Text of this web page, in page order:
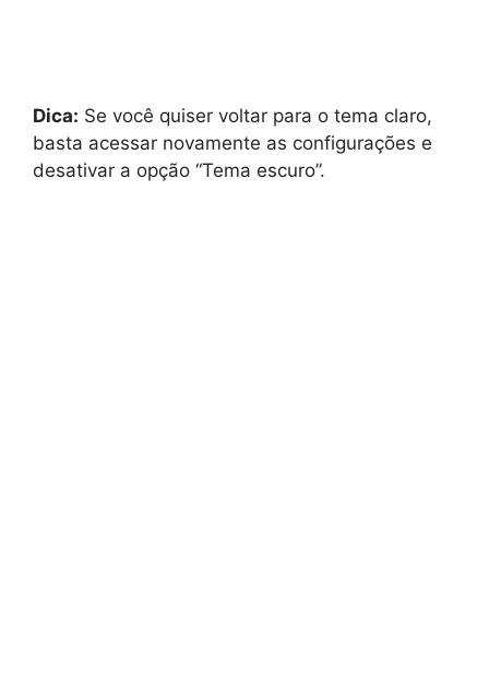
Dica: Se você quiser voltar para o tema claro,
basta acessar novamente as configurações e
desativar a opção “Tema escuro”.